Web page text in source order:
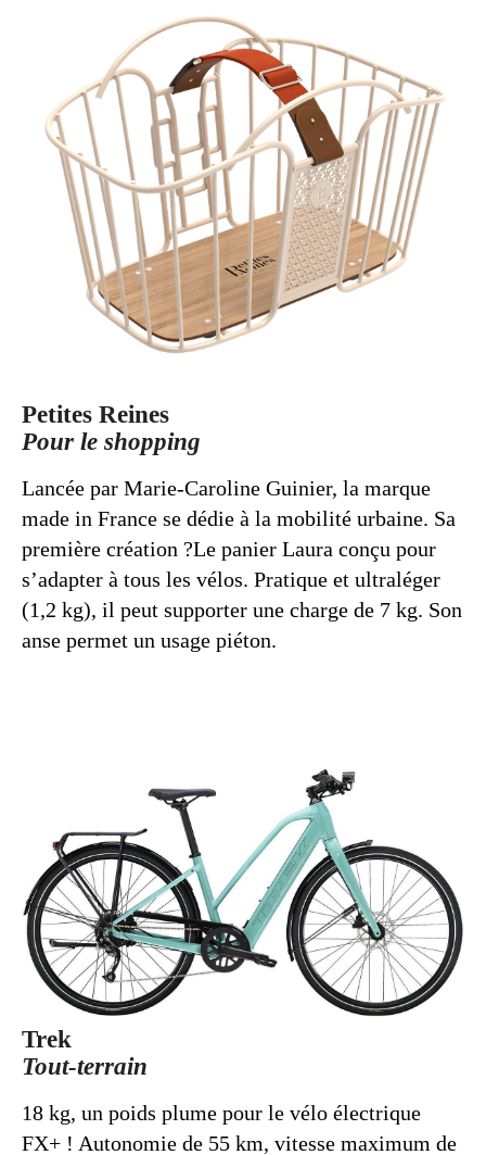
Petites Reines
Pour le shopping
Lancée par Marie-Caroline Guinier, la marque
made in France se dédie à la mobilité urbaine. Sa
première création ?Le panier Laura conçu pour
s’adapter à tous les vélos. Pratique et ultraléger
(1,2 kg), il peut supporter une charge de 7 kg. Son
anse permet un usage piéton.
Trek
Tout-terrain
18 kg, un poids plume pour le vélo électrique
FX+ ! Autonomie de 55 km, vitesse maximum de